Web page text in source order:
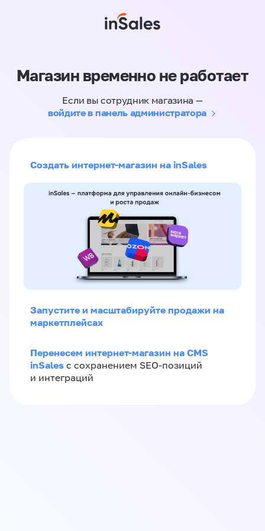
Магазин временно не работает
Если вы сотрудник магазина —
войдите в панель администратора
Создать интернет-магазин на inSales
Запустите и масштабируйте продажи на
маркетплейсах
Перенесем интернет-магазин на CMS
inSales с сохранением SEO-позиций
и интеграций